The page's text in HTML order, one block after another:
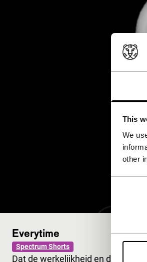
This
We
other
Everytime
Spectrum Shorts
Dat de werkelijkheid en de